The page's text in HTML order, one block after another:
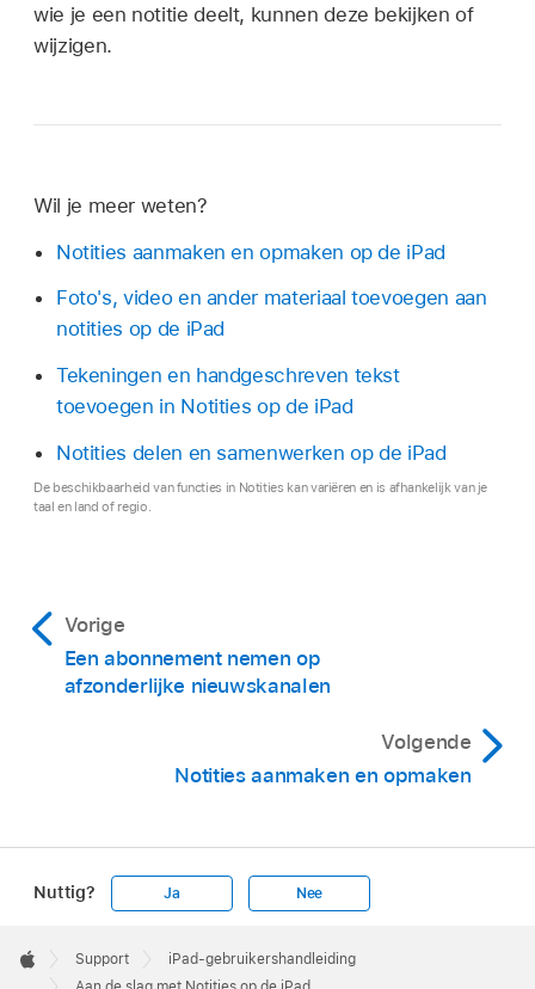
wie je een notitie deelt, kunnen deze bekijken of
wijzigen.
Wil je meer weten?
Notities aanmaken en opmaken op de iPad
Foto's, video en ander materiaal toevoegen aan
notities op de iPad
Tekeningen en handgeschreven tekst
toevoegen in Notities op de iPad
Notities delen en samenwerken op de iPad
De beschikbaarheid van functies in Notities kan variëren en is afhankelijk van je
taal en land of regio.
Vorige
Een abonnement nemen op
afzonderlijke nieuwskanalen
Volgende
Notities aanmaken en opmaken
Nuttig? Ja Nee
Footer

Apple
Support
iPad-gebruikershandleiding